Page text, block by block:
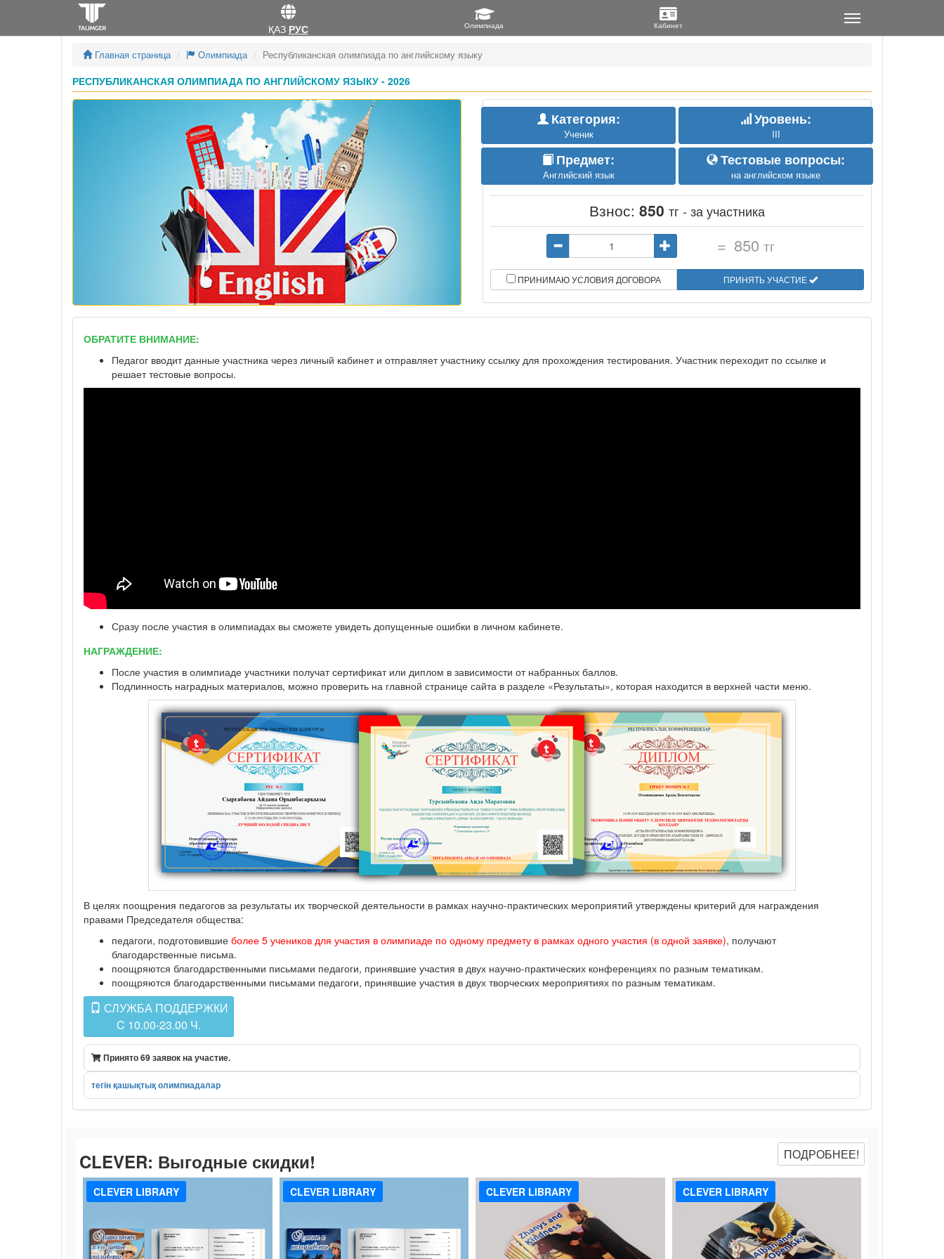
Главная страница Олимпиада Республиканская олимпиада по английскому языку
РЕСПУБЛИКАНСКАЯ ОЛИМПИАДА ПО АНГЛИЙСКОМУ ЯЗЫКУ - 2026
Категория:
Ученик
Уровень:
III
Предмет:
Английский язык
Тестовые вопросы:
на английском языке
Взнос: 850 тг - за участника
= 850 тг
ПРИНИМАЮ УСЛОВИЯ ДОГОВОРА ПРИНЯТЬ УЧАСТИЕ
ОБРАТИТЕ ВНИМАНИЕ:
Педагог вводит данные участника через личный кабинет и отправляет участнику ссылку для прохождения тестирования. Участник переходит по ссылке и
решает тестовые вопросы.
Сразу после участия в олимпиадах вы сможете увидеть допущенные ошибки в личном кабинете.
НАГРАЖДЕНИЕ:
После участия в олимпиаде участники получат сертификат или диплом в зависимости от набранных баллов.
Подлинность наградных материалов, можно проверить на главной странице сайта в разделе «Результаты», которая находится в верхней части меню.
В целях поощрения педагогов за результаты их творческой деятельности в рамках научно-практических мероприятий утверждены критерий для награждения
правами Председателя общества:
педагоги, подготовившие более 5 учеников для участия в олимпиаде по одному предмету в рамках одного участия (в одной заявке), получают
благодарственные письма.
поощряются благодарственными письмами педагоги, принявшие участия в двух научно-практических конференциях по разным тематикам.
поощряются благодарственными письмами педагоги, принявшие участия в двух творческих мероприятиях по разным тематикам.
СЛУЖБА ПОДДЕРЖКИ
C 10.00-23.00 Ч.
Принято 69 заявок на участие.
тегін қашықтық олимпиадалар
CLEVER: Выгодные скидки! ПОДРОБНЕЕ!
CLEVER LIBRARY CLEVER LIBRARY CLEVER LIBRARY CLEVER LIBRARY
ҚАЗ РУС